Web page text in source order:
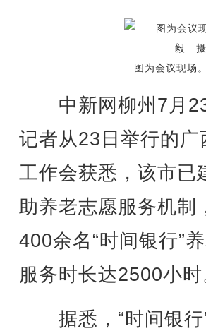
图为会议现场
中新网柳州7月23
记者从23日举行的
工作会获悉，该市已
助养老志愿服务机制
400余名“时间银行”
服务时长达2500小时
据悉，“时间银行